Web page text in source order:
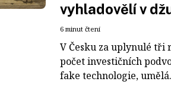
vyhladovělí v
6 minut čtení
V Česku za uplynulé tři
počet investičních
fake technologie,